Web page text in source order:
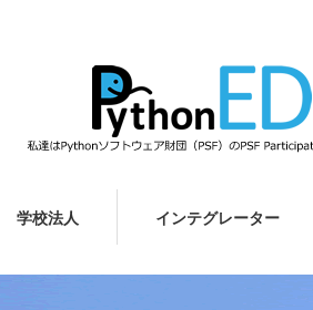
学校法人 インテグレーター